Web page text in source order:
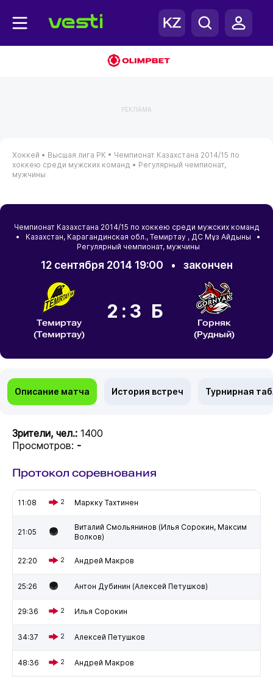
РЕКЛАМА
Хоккей • Высшая лига РК • Чемпионат Казахстана 2014/15 по
хоккею среди мужских команд • Регулярный чемпионат,
мужчины
Чемпионат Казахстана 2014/15 по хоккею среди мужских команд
• Казахстан, Карагандинская обл., Темиртау , ДС Мұз Айдыны •
Регулярный чемпионат, мужчины
12 сентября 2014 19:00 • закончен
Темиртау
(Темиртау)
2:3 Б
Горняк
(Рудный)
Описание матча История встреч Турнирная
Зрители, чел.: 1400
Просмотров: -
Протокол соревнования
11:08 2 Маркку Тахтинен
21:05
Виталий Смольянинов (Илья Сорокин, Максим
Волков)
22:20 2 Андрей Макров
25:26 Антон Дубинин (Алексей Петушков)
29:36 2 Илья Сорокин
34:37 2 Алексей Петушков
48:36 2 Андрей Макров